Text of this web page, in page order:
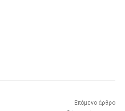
Επόμενο άρθρο